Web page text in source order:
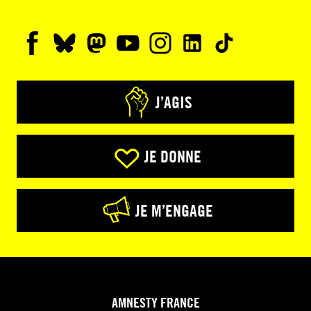
J’AGIS
JE DONNE
JE M’ENGAGE
AMNESTY FRANCE